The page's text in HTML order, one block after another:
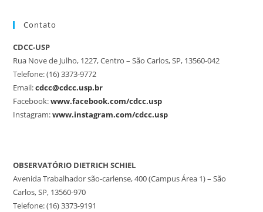
Contato
CDCC-USP
Rua Nove de Julho, 1227, Centro – São Carlos, SP, 13560-042
Telefone: (16) 3373-9772
Email:cdcc@cdcc.usp.br
Facebook:www.facebook.com/cdcc.usp
Instagram:www.instagram.com/cdcc.usp
OBSERVATÓRIO DIETRICH SCHIEL
Avenida Trabalhador são-carlense, 400 (Campus Área 1) – São
Carlos, SP, 13560-970
Telefone: (16) 3373-9191